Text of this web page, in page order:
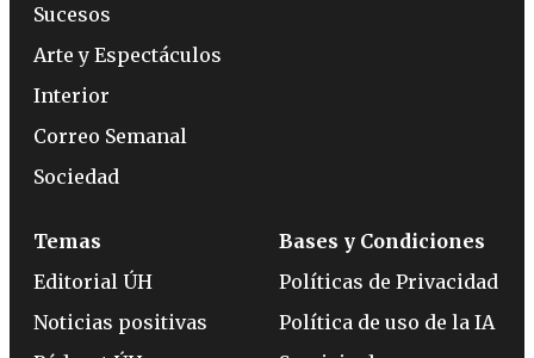
Sucesos
Arte y Espectáculos
Interior
Correo Semanal
Sociedad
Temas
Editorial ÚH
Noticias positivas
Bases y Condiciones
Políticas de Privacidad
Política de uso de la IA